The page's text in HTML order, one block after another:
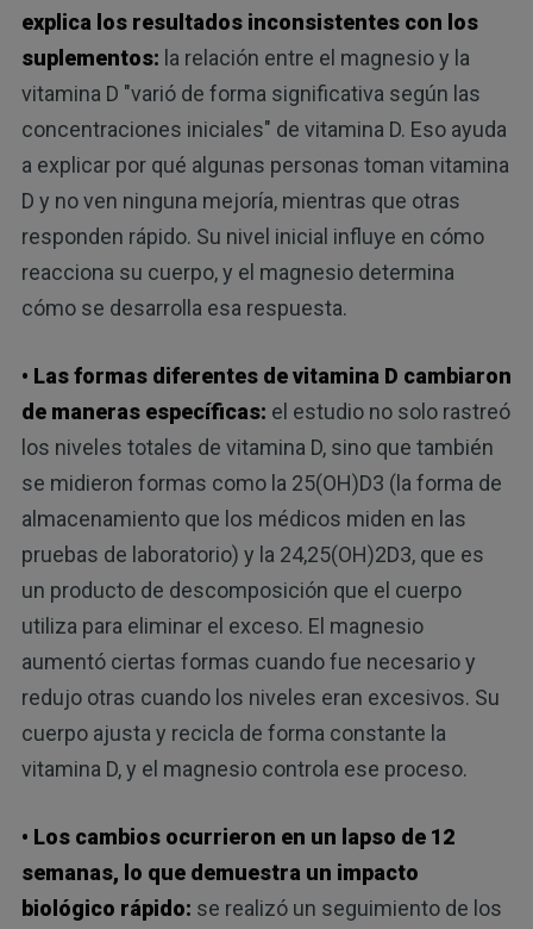
explica los resultados inconsistentes con los
suplementos: la relación entre el magnesio y la
vitamina D "varió de forma significativa según las
concentraciones iniciales" de vitamina D. Eso ayuda
a explicar por qué algunas personas toman vitamina
D y no ven ninguna mejoría, mientras que otras
responden rápido. Su nivel inicial influye en cómo
reacciona su cuerpo, y el magnesio determina
cómo se desarrolla esa respuesta.
• Las formas diferentes de vitamina D cambiaron
de maneras específicas: el estudio no solo rastreó
los niveles totales de vitamina D, sino que también
se midieron formas como la 25(OH)D3 (la forma de
almacenamiento que los médicos miden en las
pruebas de laboratorio) y la 24,25(OH)2D3, que es
un producto de descomposición que el cuerpo
utiliza para eliminar el exceso. El magnesio
aumentó ciertas formas cuando fue necesario y
redujo otras cuando los niveles eran excesivos. Su
cuerpo ajusta y recicla de forma constante la
vitamina D, y el magnesio controla ese proceso.
• Los cambios ocurrieron en un lapso de 12
semanas, lo que demuestra un impacto
biológico rápido: se realizó un seguimiento de los